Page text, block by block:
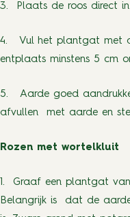
3. Plaats de roos direct
4. Vul het plantgat met
entplaats minstens 5 cm
5. Aarde goed
afvullen met aarde en
Rozen met wortelkluit
1. Graaf een plantgat
Belangrijk is dat de